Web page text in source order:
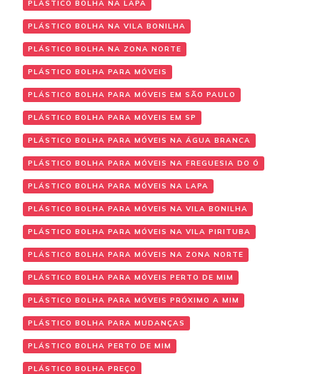
PLÁSTICO BOLHA NA LAPA
PLÁSTICO BOLHA NA VILA BONILHA
PLÁSTICO BOLHA NA ZONA NORTE
PLÁSTICO BOLHA PARA MÓVEIS
PLÁSTICO BOLHA PARA MÓVEIS EM SÃO PAULO
PLÁSTICO BOLHA PARA MÓVEIS EM SP
PLÁSTICO BOLHA PARA MÓVEIS NA ÁGUA BRANCA
PLÁSTICO BOLHA PARA MÓVEIS NA FREGUESIA DO Ó
PLÁSTICO BOLHA PARA MÓVEIS NA LAPA
PLÁSTICO BOLHA PARA MÓVEIS NA VILA BONILHA
PLÁSTICO BOLHA PARA MÓVEIS NA VILA PIRITUBA
PLÁSTICO BOLHA PARA MÓVEIS NA ZONA NORTE
PLÁSTICO BOLHA PARA MÓVEIS PERTO DE MIM
PLÁSTICO BOLHA PARA MÓVEIS PRÓXIMO A MIM
PLÁSTICO BOLHA PARA MUDANÇAS
PLÁSTICO BOLHA PERTO DE MIM
PLÁSTICO BOLHA PREÇO